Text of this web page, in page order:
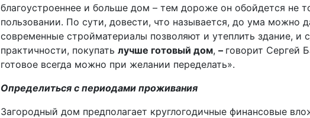
благоустроеннее и больше дом – тем дороже он обойдется не
пользовании. По сути, довести, что называется, до ума можно
современные стройматериалы позволяют и утеплить здание, и
практичности, покупать лучше готовый дом, – говорит Сергей
готовое всегда можно при желании переделать».
Определиться с периодами проживания
Загородный дом предполагает круглогодичные финансовые